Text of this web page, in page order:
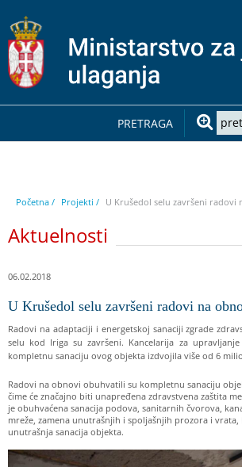
PRETRAGA
Početna / Projekti / U Krušedol selu završeni radovi
Aktuelnosti
06.02.2018
U Krušedol selu završeni radovi na
Radovi na adaptaciji i energetskoj sanaciji zgrade
selu kod Iriga su završeni. Kancelarija za
kompletnu sanaciju ovog objekta izdvojila više od 6
Radovi na obnovi obuhvatili su kompletnu sanaciju
čime će značajno biti unapređena zdravstvena zaštita
je obuhvaćena sanacija podova, sanitarnih čvorova,
mreže, zamena unutrašnjih i spoljašnjih prozora i
unutrašnja sanacija objekta.